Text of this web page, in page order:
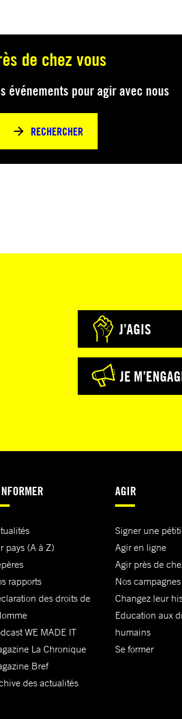
de chez vous
événements pour agir avec nous
RECHERCHER
J’AGIS
JE
pays (A à Z)
rapports
des droits de
WE MADE IT
La Chronique
Bref
des actualités
AGIR
Signer une
Agir en ligne
Agir près de
Nos campagnes
Changez leur
Education aux
humains
Se former